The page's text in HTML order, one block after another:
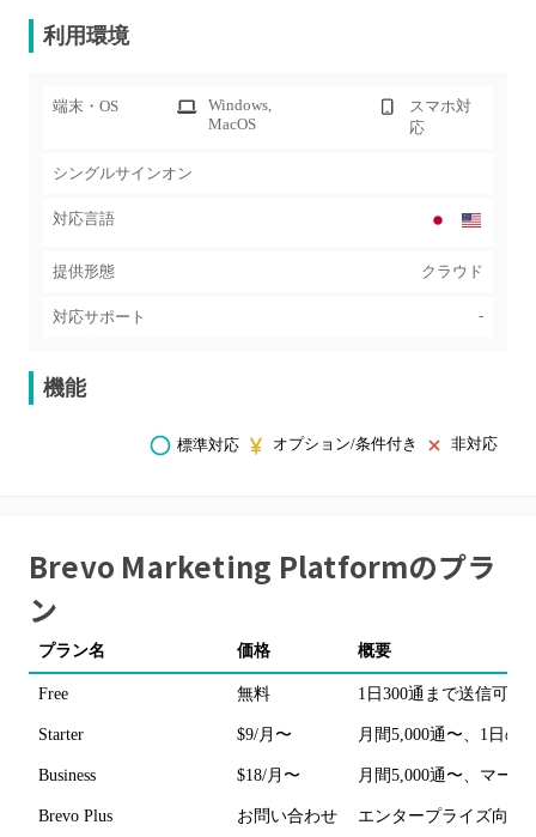
利用環境
端末・OS Windows,
MacOS
スマホ対
応
シングルサインオン
対応言語
提供形態 クラウド
対応サポート -
機能
標準対応 オプション/条件付き 非対応
Brevo Marketing Platformのプラ
ン
プラン名 価格 概要
Free 無料 1日300通まで送信可能
Starter $9/月〜 月間5,000通〜、1日の
Business $18/月〜 月間5,000通〜、マー
Brevo Plus お問い合わせ エンタープライズ向け